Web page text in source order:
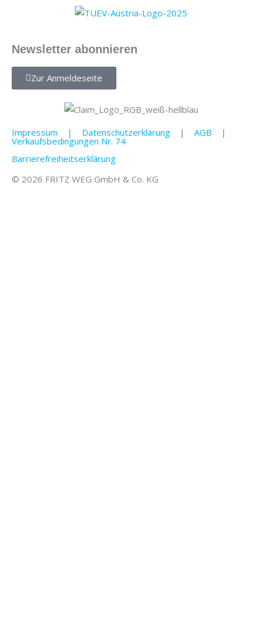
Newsletter abonnieren
Zur Anmeldeseite
Impressum | Datenschutzerklärung | AGB |
Verkaufsbedingungen Nr. 74
Barrierefreiheitserklärung
© 2026 FRITZ WEG GmbH & Co. KG